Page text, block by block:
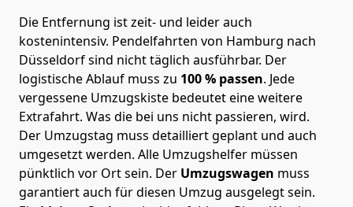
Die Entfernung ist zeit- und leider auch
kostenintensiv. Pendelfahrten von Hamburg nach
Düsseldorf sind nicht täglich ausführbar. Der
logistische Ablauf muss zu 100 % passen. Jede
vergessene Umzugskiste bedeutet eine weitere
Extrafahrt. Was die bei uns nicht passieren, wird.
Der Umzugstag muss detailliert geplant und auch
umgesetzt werden. Alle Umzugshelfer müssen
pünktlich vor Ort sein. Der Umzugswagen muss
garantiert auch für diesen Umzug ausgelegt sein.